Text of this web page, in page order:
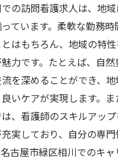
の訪問看護求人は、地
ています。柔軟な勤務時
はもちろん、地域の特
力です。たとえば、自
を深めることができ、
いケアが実現します。
、看護師のスキルアッ
実しており、自分の専
古屋市緑区相川でのキ